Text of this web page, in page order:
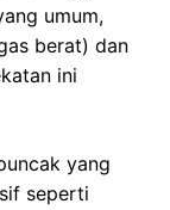
umum,
berat) dan
ini
yang
seperti